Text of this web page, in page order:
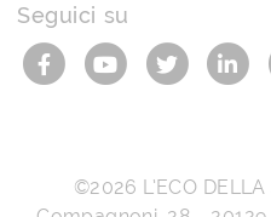
Seguici su
©2026 L’ECO